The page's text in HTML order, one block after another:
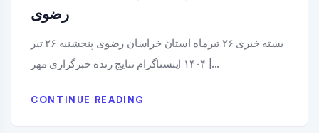
رضوی
بسته خبری ۲۶ تیرماه استان خراسان رضوی پنجشنبه ۲۶ تیر
۱۴۰۴ اینستاگرام نتایج زنده خبرگزاری مهر |...
CONTINUE READING